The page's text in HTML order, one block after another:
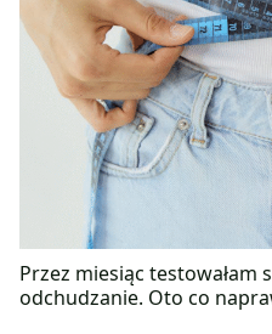
Przez miesiąc testowałam
odchudzanie. Oto co